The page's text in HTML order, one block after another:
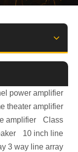
power amplifier
theater amplifier
amplifier
Class
10 inch line
3 way line array